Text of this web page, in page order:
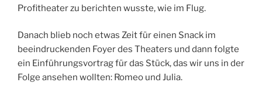
Profitheater zu berichten wusste, wie im Flug.
Danach blieb noch etwas Zeit für einen Snack im
beeindruckenden Foyer des Theaters und dann folgte
ein Einführungsvortrag für das Stück, das wir uns in der
Folge ansehen wollten: Romeo und Julia.